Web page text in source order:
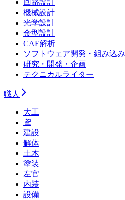
回路設計
機械設計
光学設計
金型設計
CAE解析
ソフトウェア開発・組み込み
研究・開発・企画
テクニカルライター
職人
大工
鳶
建設
解体
土木
塗装
左官
内装
設備